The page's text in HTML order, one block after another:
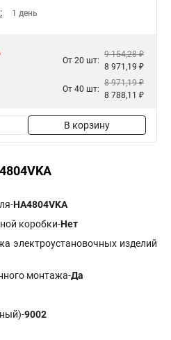
1 день
От 20 шт:
9 154,28 ₽
8 971,19 ₽
От 40 шт:
8 971,19 ₽
8 788,11 ₽
В корзину
HA4804VKA
коробки-Нет
электроустановочных изделий
монтажа-Да
9002